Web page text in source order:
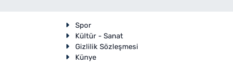
Spor
Kültür - Sanat
Gizlilik Sözleşmesi
Künye